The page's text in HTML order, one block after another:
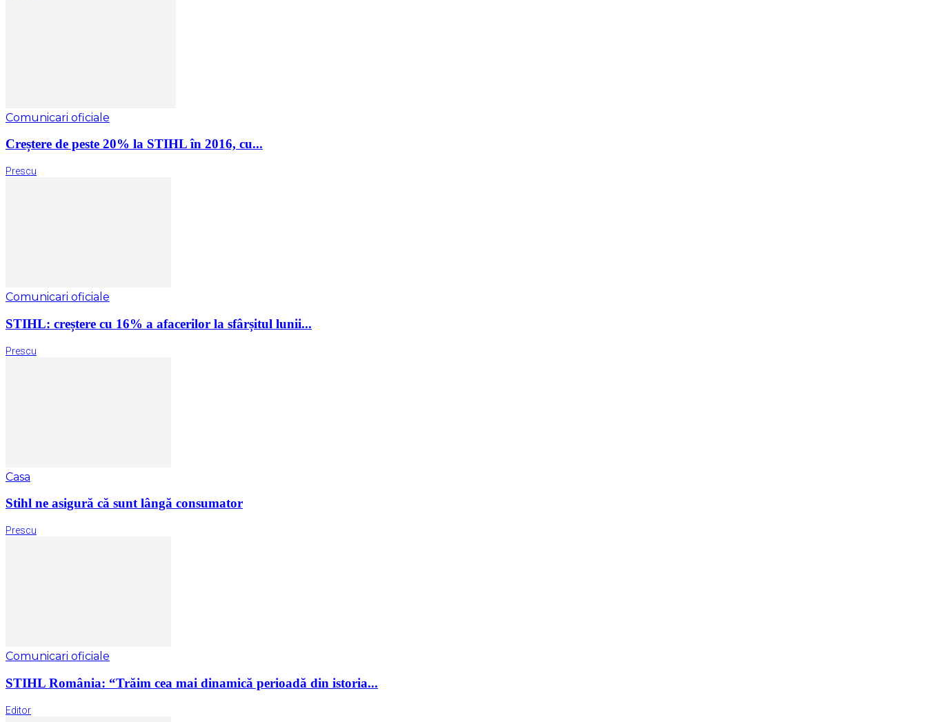
Comunicari oficiale
Creștere de peste 20% la STIHL în 2016, cu...
Prescu
Comunicari oficiale
STIHL: creștere cu 16% a afacerilor la sfârșitul lunii...
Prescu
Casa
Stihl ne asigură că sunt lângă consumator
Prescu
Comunicari oficiale
STIHL România: “Trăim cea mai dinamică perioadă din istoria...
Editor